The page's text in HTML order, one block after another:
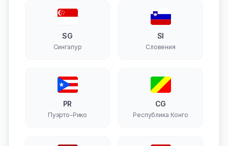
SG
Сингапур
SI
Словения
PR
Пуэрто-Рико
CG
Республика Конго